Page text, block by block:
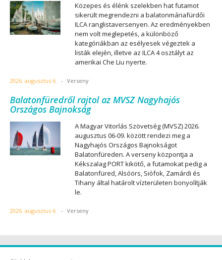
Közepes és élénk szelekben hat futamot
sikerült megrendezni a balatonmáriafürdői
ILCA ranglistaversenyen. Az eredményekben
nem volt meglepetés, a különböző
kategóriákban az esélyesek végeztek a
listák elején, illetve az ILCA 4 osztályt az
amerikai Che Liu nyerte.
2026. augusztus 6. - Verseny
Balatonfüredről rajtol az MVSZ Nagyhajós
Országos Bajnokság
A Magyar Vitorlás Szövetség (MVSZ) 2026.
augusztus 06-09. között rendezi meg a
Nagyhajós Országos Bajnokságot
Balatonfüreden. A verseny központja a
Kékszalag PORT kikötő, a futamokat pedig a
Balatonfüred, Alsóörs, Siófok, Zamárdi és
Tihany által határolt vízterületen bonyolítják
le.
2026. augusztus 6. - Verseny